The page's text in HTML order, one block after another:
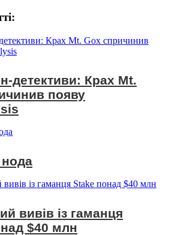
детективи: Крах Mt.
появу
вивів із гаманця
$40 млн